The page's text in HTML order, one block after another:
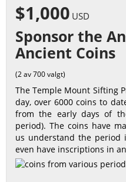
$1,000 USD
Sponsor the
Ancient Coins
(2 av 700 valgt)
The Temple Mount Sifting
day, over 6000 coins to
from the early days of
period). The coins have
us understand the period
even have inscriptions in